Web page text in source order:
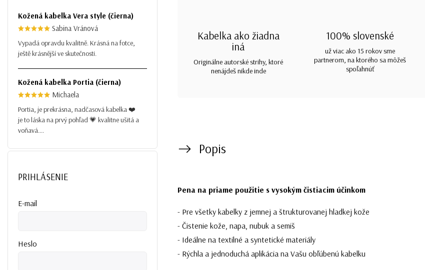
Kožená kabelka Vera style (čierna)
Sabina Vránová
Vypadá opravdu kvalitně. Krásná na fotce,
ještě krásnější ve skutečnosti.
Kožená kabelka Portia (čierna)
Michaela
Portia, je prekrásna, nadčasová kabelka ❤️
je to láska na prvý pohľad 💗 kvalitne ušitá a
voňavá....
PRIHLÁSENIE
E-mail
Heslo
Kabelka ako žiadna
iná
Originálne autorské strihy, ktoré
nenájdeš nikde inde
100% slovenské
už viac ako 15 rokov sme
partnerom, na ktorého sa môžeš
spoľahnúť
Popis
Pena na priame použitie s vysokým čistiacim účinkom
- Pre všetky kabelky z jemnej a štrukturovanej hladkej kože
- Čistenie kože, napa, nubuk a semiš
- Ideálne na textilné a syntetické materiály
- Rýchla a jednoduchá aplikácia na Vašu obľúbenú kabelku